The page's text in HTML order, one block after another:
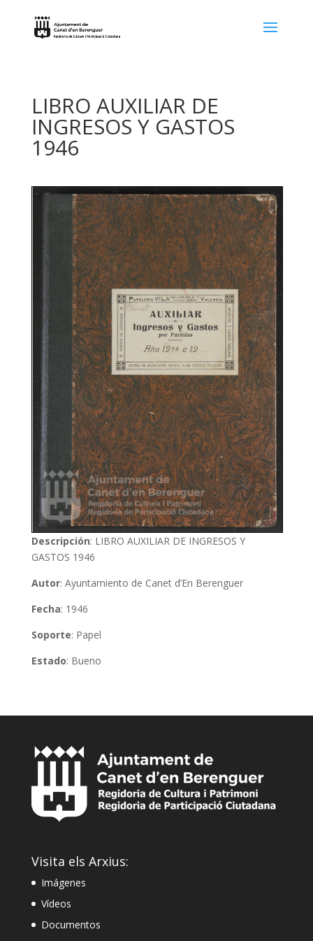
LIBRO AUXILIAR DE
INGRESOS Y GASTOS
1946
Descripción: LIBRO AUXILIAR DE INGRESOS Y
GASTOS 1946
Autor: Ayuntamiento de Canet d’En Berenguer
Fecha: 1946
Soporte: Papel
Estado: Bueno
Visita els Arxius:
Imágenes
Vídeos
Documentos